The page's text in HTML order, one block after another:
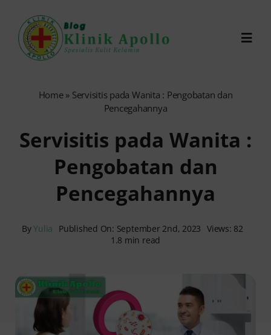
content
Reservasi Online
Home» Servisitis pada Wanita : Pengobatan dan
Pencegahannya
Servisitis pada Wanita :
Pengobatan dan
Pencegahannya
ByYulia Published On: September 2nd, 2023 Views: 82
1.8 min read